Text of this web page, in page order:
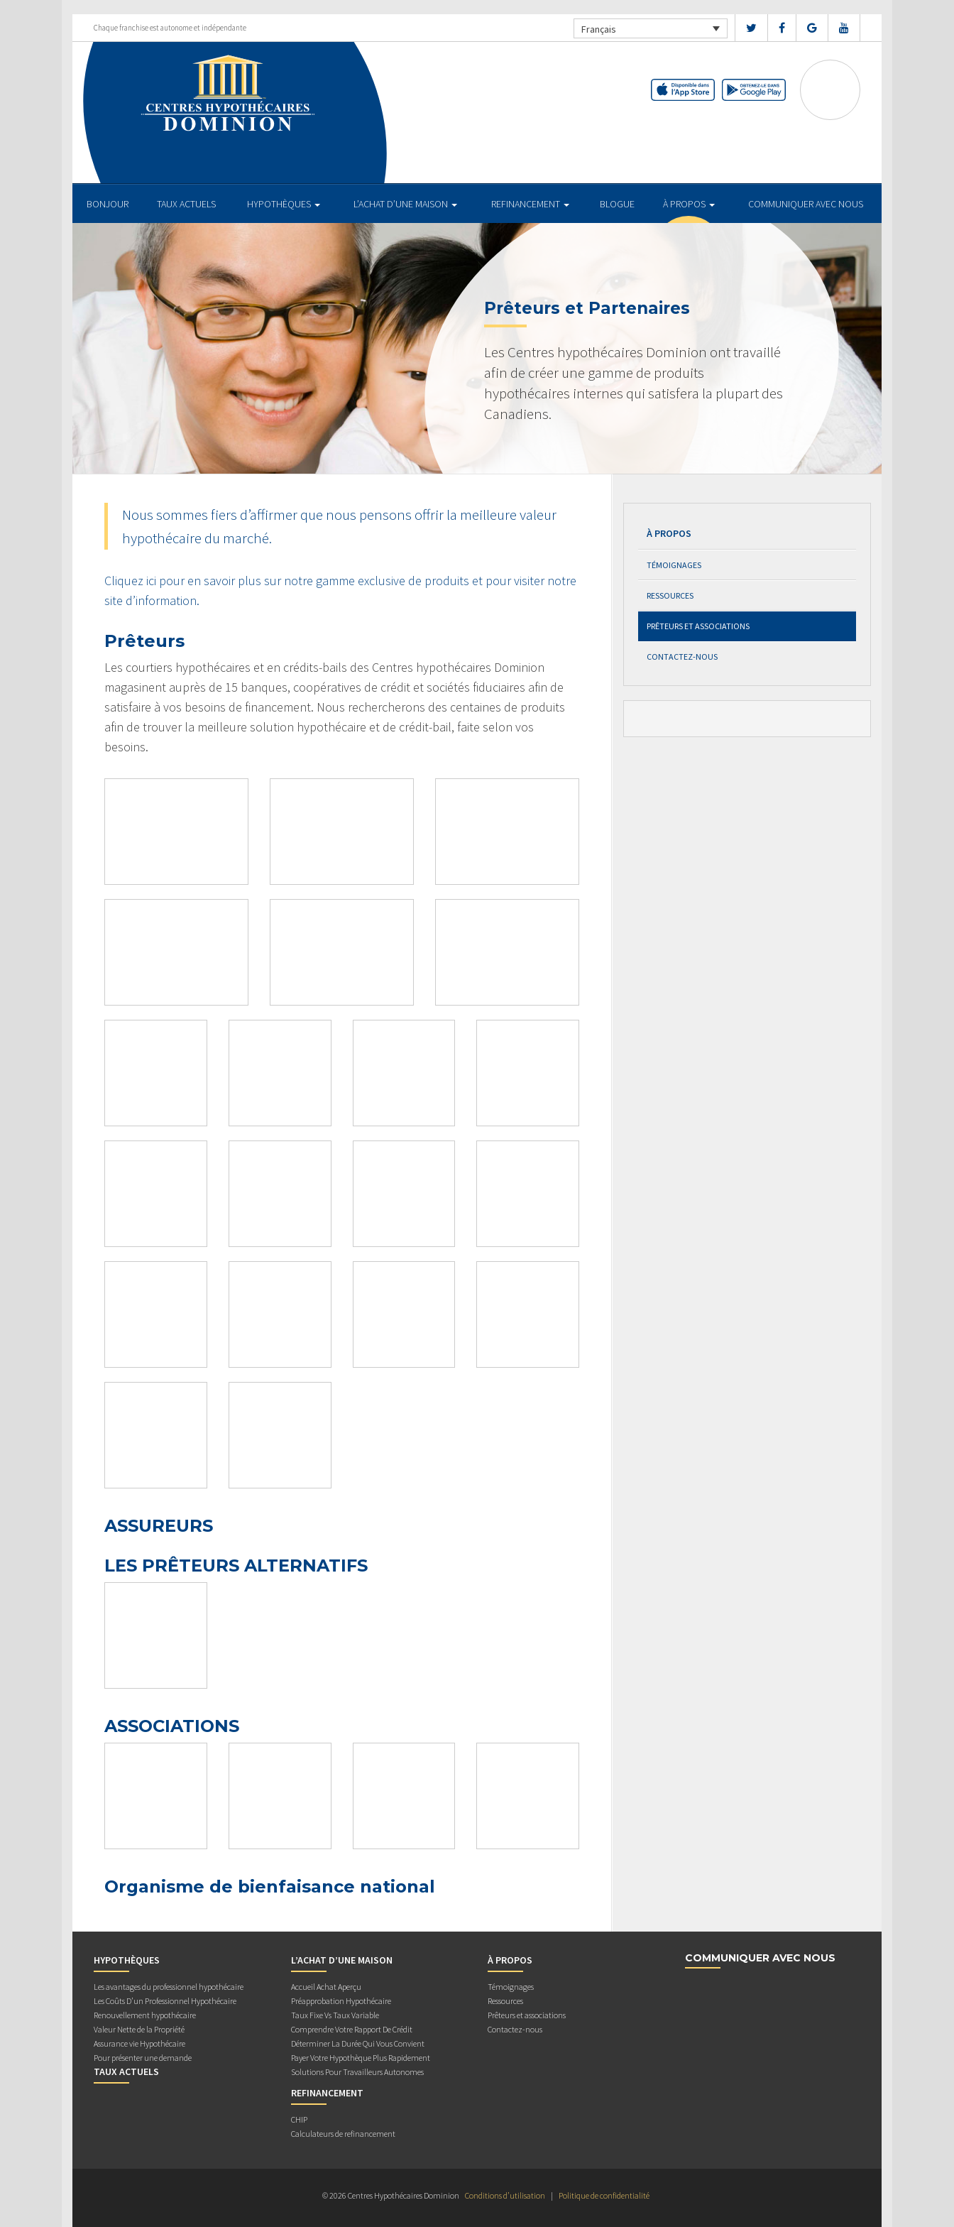
Chaque franchise est autonome et indépendante Français
BONJOUR TAUX ACTUELS HYPOTHÈQUES L’ACHAT D’UNE MAISON REFINANCEMENT BLOGUE À PROPOS COMMUNIQUER AVEC NOUS
Prêteurs et Partenaires
Les Centres hypothécaires Dominion ont travaillé
afin de créer une gamme de produits
hypothécaires internes qui satisfera la plupart des
Canadiens.
Nous sommes fiers d’affirmer que nous pensons offrir la meilleure valeur
hypothécaire du marché.
Cliquez ici pour en savoir plus sur notre gamme exclusive de produits et pour visiter notre
site d’information.
Prêteurs
Les courtiers hypothécaires et en crédits-bails des Centres hypothécaires Dominion
magasinent auprès de 15 banques, coopératives de crédit et sociétés fiduciaires afin de
satisfaire à vos besoins de financement. Nous rechercherons des centaines de produits
afin de trouver la meilleure solution hypothécaire et de crédit-bail, faite selon vos
besoins.
ASSUREURS
LES PRÊTEURS ALTERNATIFS
ASSOCIATIONS
Organisme de bienfaisance national
À PROPOS
TÉMOIGNAGES
RESSOURCES
PRÊTEURS ET ASSOCIATIONS
CONTACTEZ-NOUS
HYPOTHÈQUES
Les avantages du professionnel hypothécaire
Les Coûts D’un Professionnel Hypothécaire
Renouvellement hypothécaire
Valeur Nette de la Propriété
Assurance vie Hypothécaire
Pour présenter une demande
TAUX ACTUELS
L’ACHAT D’UNE MAISON
Accueil Achat Aperçu
Préapprobation Hypothécaire
Taux Fixe Vs Taux Variable
Comprendre Votre Rapport De Crédit
Déterminer La Durée Qui Vous Convient
Payer Votre Hypothèque Plus Rapidement
Solutions Pour Travailleurs Autonomes
REFINANCEMENT
CHIP
Calculateurs de refinancement
À PROPOS
Témoignages
Ressources
Prêteurs et associations
Contactez-nous
COMMUNIQUER AVEC NOUS
© 2026 Centres Hypothécaires Dominion Conditions d’utilisation | Politique de confidentialité